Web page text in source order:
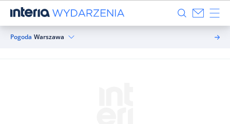
Pogoda Warszawa